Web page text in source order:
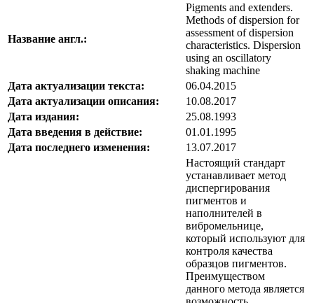
Название англ.:
Pigments and extenders.
Methods of dispersion for
assessment of dispersion
characteristics. Dispersion
using an oscillatory
shaking machine
Дата актуализации текста:
06.04.2015
Дата актуализации описания:
10.08.2017
Дата издания:
25.08.1993
Дата введения в действие:
01.01.1995
Дата последнего изменения:
13.07.2017
Настоящий стандарт
устанавливает метод
диспергирования
пигментов и
наполнителей в
вибромельнице,
который используют для
контроля качества
образцов пигментов.
Преимуществом
данного метода является